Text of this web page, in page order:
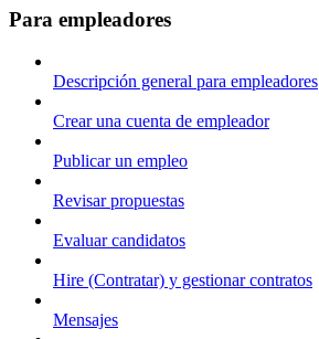
Para empleadores
Descripción general para empleadores
Crear una cuenta de empleador
Publicar un empleo
Revisar propuestas
Evaluar candidatos
Hire (Contratar) y gestionar contratos
Mensajes